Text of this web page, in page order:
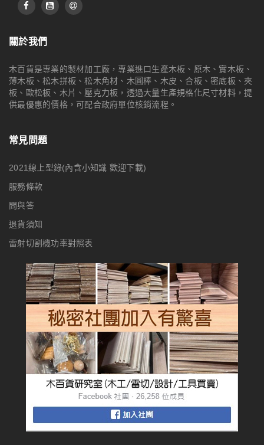
關於我們
木百貨是專業的製材加工廠，專業進口生產木板、原木、實木板、
薄木板、松木拼板、松木角材、木圓棒、木皮、合板、密底板、夾
板、歐松板、木片、壓克力板，透過大量生產規格化尺寸材料，提
供最優惠的價格，可配合政府單位核銷流程。
常見問題
2021線上型錄(內含小知識 歡迎下載)
服務條款
問與答
退貨須知
雷射切割機功率對照表